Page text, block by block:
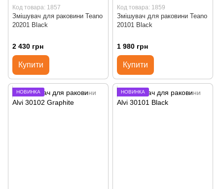
Код товара: 1857
Змішувач для раковини Teano
20201 Black
2 430 грн
Купити
Код товара: 1859
Змішувач для раковини Teano
20101 Black
1 980 грн
Купити
НОВИНКА НОВИНКА